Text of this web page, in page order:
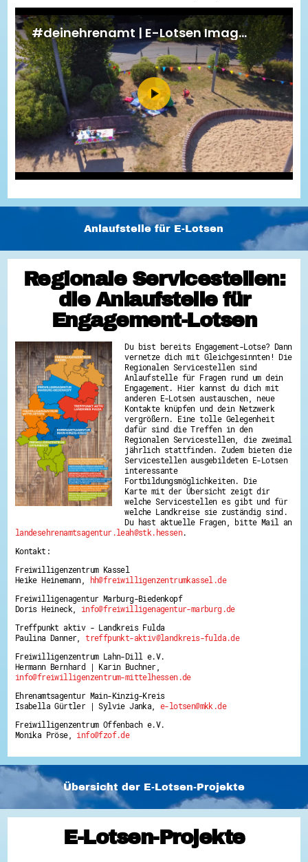
Anlaufstelle für E-Lotsen
Regionale Servicestellen:
die Anlaufstelle für
Engagement-Lotsen
Du bist bereits Engagement-Lotse? Dann
vernetze dich mit Gleichgesinnten! Die
Regionalen Servicestellen sind
Anlaufstelle für Fragen rund um dein
Engagement. Hier kannst du dich mit
anderen E-Lotsen austauschen, neue
Kontakte knüpfen und dein Netzwerk
vergrößern. Eine tolle Gelegenheit
dafür sind die Treffen in den
Regionalen Servicestellen, die zweimal
jährlich stattfinden. Zudem bieten die
Servicestellen ausgebildeten E-Lotsen
interessante
Fortbildungsmöglichkeiten. Die
Karte mit der Übersicht zeigt dir
welche Servicestellen es gibt und für
welche Landkreise sie zuständig sind.
Du hast aktuelle Fragen, bitte Mail an
landesehrenamtsagentur.leah@stk.hessen.
Kontakt:
Freiwilligenzentrum Kassel
Heike Heinemann,
hh@freiwilligenzentrumkassel.de
Freiwilligenagentur Marburg-Biedenkopf
Doris Heineck, info@freiwilligenagentur-marburg.de
Treffpunkt aktiv - Landkreis Fulda
Paulina Danner,treffpunkt-aktiv@landkreis-fulda.de
Freiwilligenzentrum Lahn-Dill e.V.
Hermann Bernhard | Karin Buchner,
info@freiwilligenzentrum-mittelhessen.de
Ehrenamtsagentur Main-Kinzig-Kreis
Isabella Gürtler | Sylvie Janka,e-lotsen@mkk.de
Freiwilligenzentrum Offenbach e.V.
Monika Pröse, info@fzof.de
Übersicht der E-Lotsen-Projekte
E-Lotsen-Projekte